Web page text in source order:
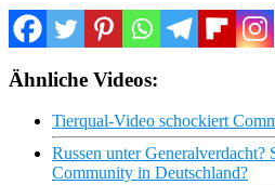
Ähnliche Videos:
Tierqual-Video schockiert
Russen unter Generalverdacht?
Community in Deutschland?